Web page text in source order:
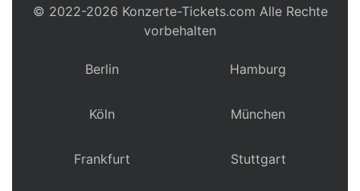
© 2022-2026 Konzerte-Tickets.com Alle Rechte
vorbehalten
Berlin Hamburg
Köln München
Frankfurt Stuttgart